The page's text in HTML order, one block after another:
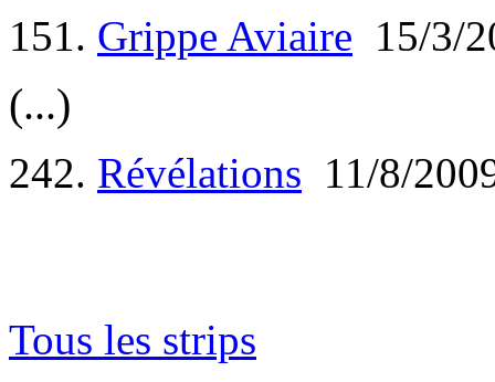
151. Grippe Aviaire 15/3/
(...)
242. Révélations 11/8/
Tous les strips